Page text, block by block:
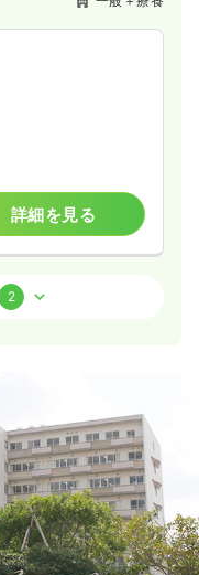
詳細を見る
詳細を見る
2